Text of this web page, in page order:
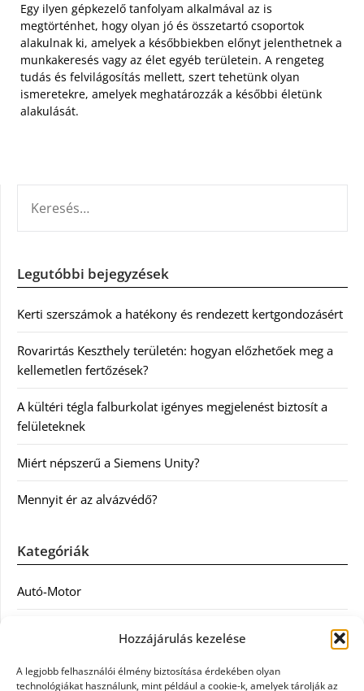
Hozzájárulás kezelése
A legjobb felhasználói élmény biztosítása érdekében olyan
technológiákat használunk, mint például a cookie-k, amelyek tárolják az
Egy ilyen gépkezelő tanfolyam alkalmával az is
megtörténhet, hogy olyan jó és összetartó csoportok
alakulnak ki, amelyek a későbbiekben előnyt jelenthetnek a
munkakeresés vagy az élet egyéb területein. A rengeteg
tudás és felvilágosítás mellett, szert tehetünk olyan
ismeretekre, amelyek meghatározzák a későbbi életünk
alakulását.
Legutóbbi bejegyzések
Kerti szerszámok a hatékony és rendezett kertgondozásért
Rovarirtás Keszthely területén: hogyan előzhetőek meg a
kellemetlen fertőzések?
A kültéri tégla falburkolat igényes megjelenést biztosít a
felületeknek
Miért népszerű a Siemens Unity?
Mennyit ér az alvázvédő?
Kategóriák
Autó-Motor
Egészség